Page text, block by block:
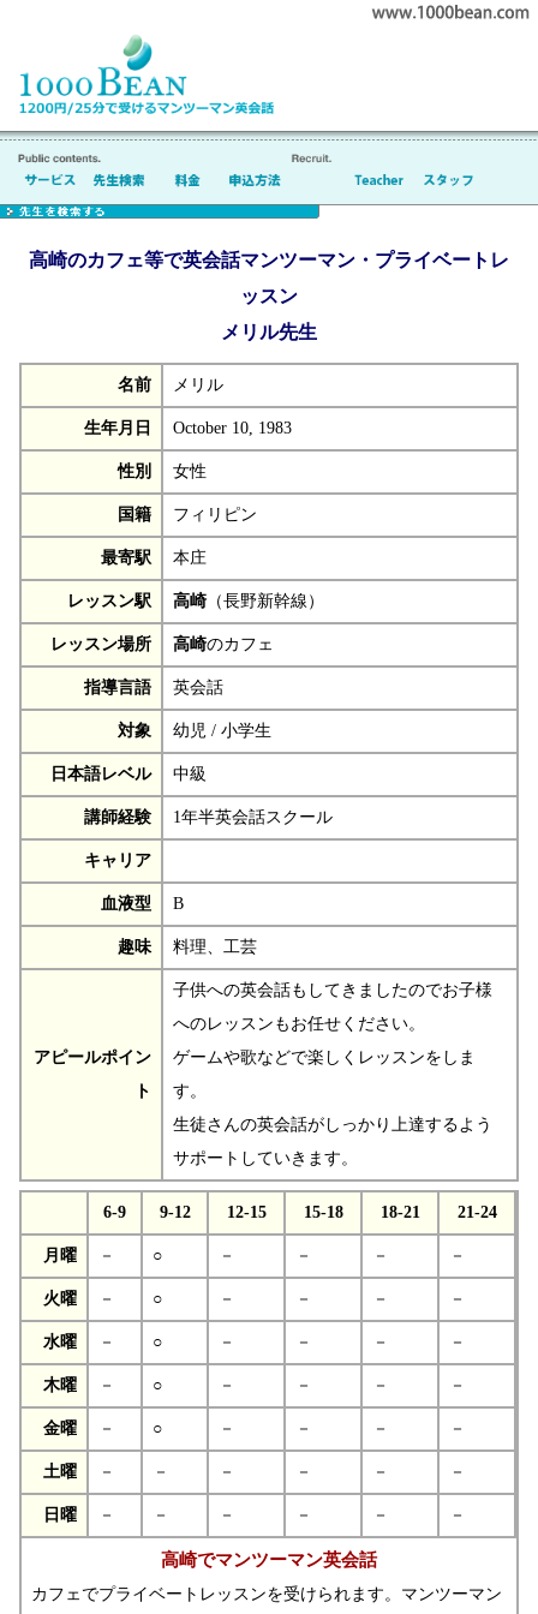
高崎のカフェ等で英会話マンツーマン・プライベートレ
ッスン
メリル先生
名前 メリル
生年月日 October 10, 1983
性別 女性
国籍 フィリピン
最寄駅 本庄
レッスン駅 高崎 （長野新幹線）
レッスン場所 高崎のカフェ
指導言語 英会話
対象 幼児 / 小学生
日本語レベル 中級
講師経験 1年半英会話スクール
キャリア
血液型 B
趣味 料理、工芸
アピールポイン
ト
子供への英会話もしてきましたのでお子様
へのレッスンもお任せください。
ゲームや歌などで楽しくレッスンをしま
す。
生徒さんの英会話がしっかり上達するよう
サポートしていきます。
6-9 9-12 12-15 15-18 18-21 21-24
月曜 － ○ － － － －
火曜 － ○ － － － －
水曜 － ○ － － － －
木曜 － ○ － － － －
金曜 － ○ － － － －
土曜 － － － － － －
日曜 － － － － － －
高崎でマンツーマン英会話
カフェでプライベートレッスンを受けられます。マンツーマン